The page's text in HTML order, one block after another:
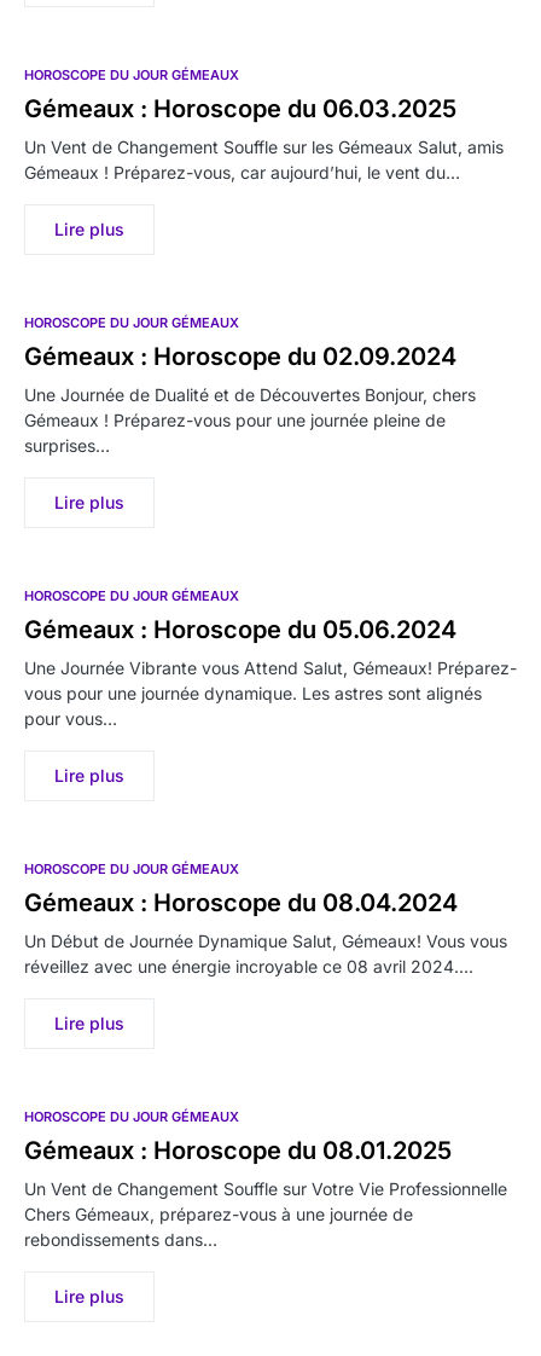
HOROSCOPE DU JOUR GÉMEAUX
Gémeaux : Horoscope du 06.03.2025
Un Vent de Changement Souffle sur les Gémeaux Salut, amis
Gémeaux ! Préparez-vous, car aujourd’hui, le vent du…
Lire plus
HOROSCOPE DU JOUR GÉMEAUX
Gémeaux : Horoscope du 02.09.2024
Une Journée de Dualité et de Découvertes Bonjour, chers
Gémeaux ! Préparez-vous pour une journée pleine de
surprises…
Lire plus
HOROSCOPE DU JOUR GÉMEAUX
Gémeaux : Horoscope du 05.06.2024
Une Journée Vibrante vous Attend Salut, Gémeaux! Préparez-
vous pour une journée dynamique. Les astres sont alignés
pour vous…
Lire plus
HOROSCOPE DU JOUR GÉMEAUX
Gémeaux : Horoscope du 08.04.2024
Un Début de Journée Dynamique Salut, Gémeaux! Vous vous
réveillez avec une énergie incroyable ce 08 avril 2024.…
Lire plus
HOROSCOPE DU JOUR GÉMEAUX
Gémeaux : Horoscope du 08.01.2025
Un Vent de Changement Souffle sur Votre Vie Professionnelle
Chers Gémeaux, préparez-vous à une journée de
rebondissements dans…
Lire plus